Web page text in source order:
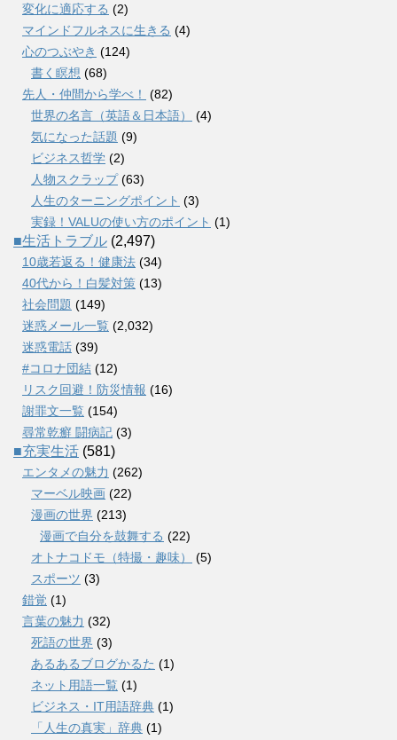
変化に適応する (2)
マインドフルネスに生きる (4)
心のつぶやき (124)
書く瞑想 (68)
先人・仲間から学べ！
(82)
世界の名言（英語＆日本語）
(4)
気になった話題 (9)
ビジネス哲学 (2)
人物スクラップ(63)
人生のターニングポイント (3)
実録！VALUの使い方のポイント (1)
■生活トラブル (2,497)
10歳若返る！健康法 (34)
40代から！白髪対策 (13)
社会問題 (149)
迷惑メール一覧 (2,032)
迷惑電話 (39)
#コロナ団結 (12)
リスク回避！防災情報 (16)
謝罪文一覧 (154)
尋常乾癬 闘病記 (3)
■充実生活 (581)
エンタメの魅力 (262)
マーベル映画 (22)
漫画の世界 (213)
漫画で自分を鼓舞する (22)
オトナコドモ（特撮・趣味）
(5)
スポーツ (3)
錯覚 (1)
言葉の魅力 (32)
死語の世界 (3)
あるあるブログかるた (1)
ネット用語一覧 (1)
ビジネス・IT用語辞典 (1)
「人生の真実」辞典 (1)